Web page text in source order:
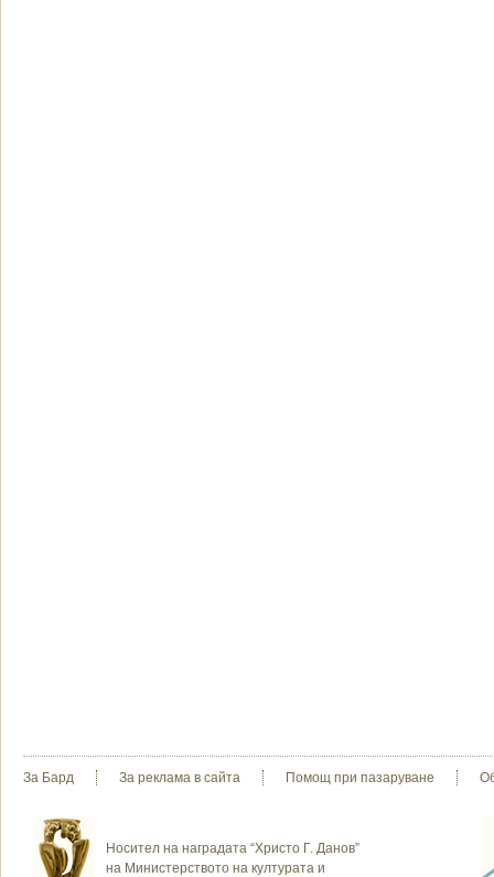
За Бард За реклама в сайта Помощ при пазаруване
Носител на наградата “Христо Г. Данов”
на Министерството на културата и